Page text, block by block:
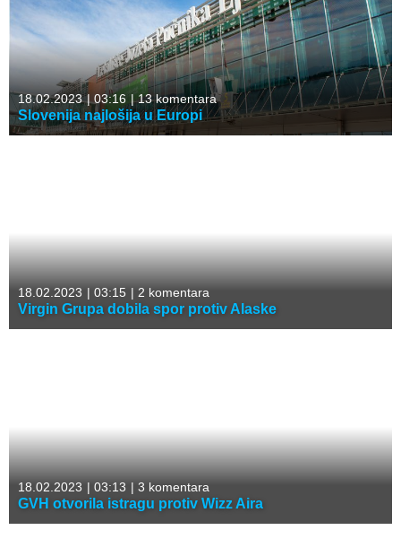
18.02.2023 |03:16 |13 komentara
Slovenija najlošija u Europi
18.02.2023 | 03:15 | 2 komentara
Virgin Grupa dobila spor protiv Alaske
18.02.2023 | 03:13 | 3 komentara
GVH otvorila istragu protiv Wizz Aira